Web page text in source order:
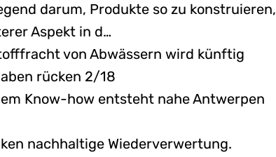
darum, Produkte so zu konstruieren,
Aspekt in d…
von Abwässern wird künftig
rücken 2/18
Know-how entsteht nahe Antwerpen
nachhaltige Wiederverwertung.